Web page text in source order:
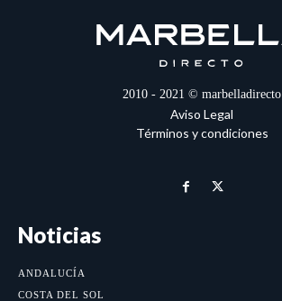
2010 - 2021 © marbelladirecto
Aviso Legal
Términos y condiciones
Noticias
ANDALUCÍA
COSTA DEL SOL